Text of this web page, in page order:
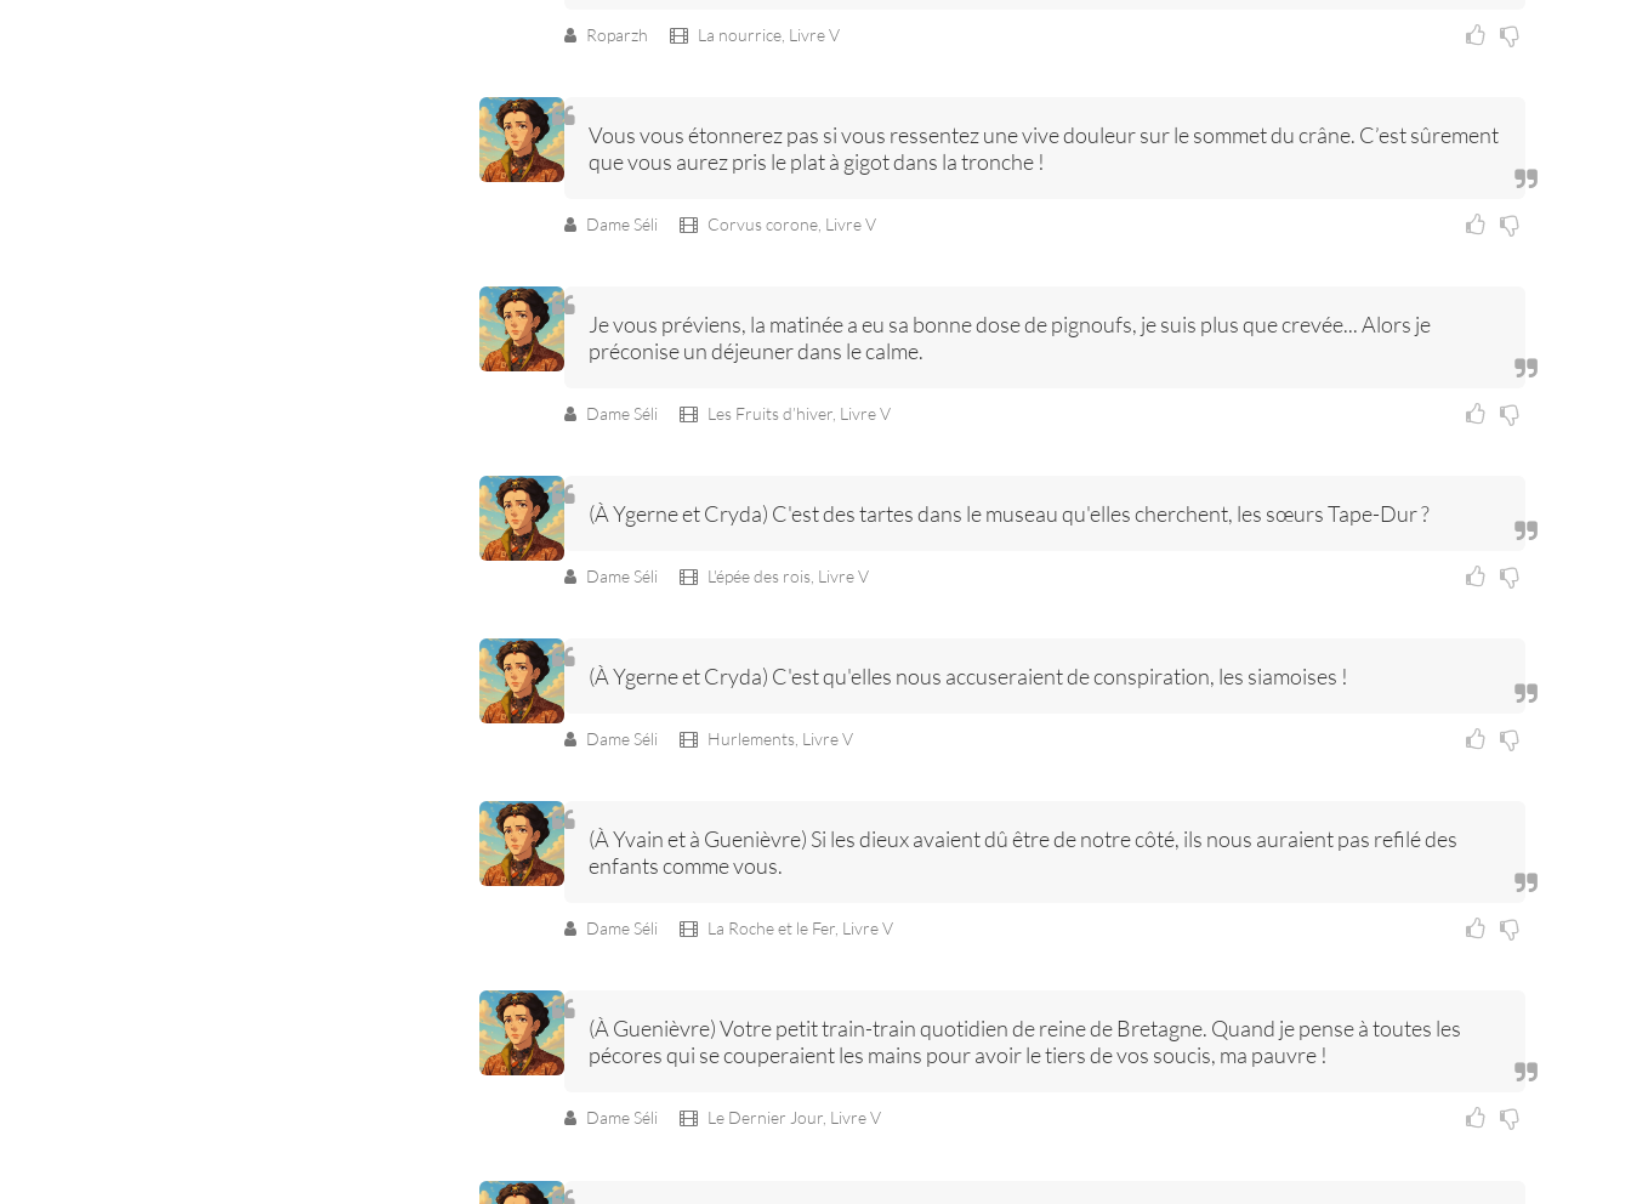
Roparzh La nourrice, Livre V
Vous vous étonnerez pas si vous ressentez une vive douleur sur le sommet du crâne. C’est sûrement
que vous aurez pris le plat à gigot dans la tronche !
Dame Séli Corvus corone, Livre V
Je vous préviens, la matinée a eu sa bonne dose de pignoufs, je suis plus que crevée... Alors je
préconise un déjeuner dans le calme.
Dame Séli Les Fruits d’hiver, Livre V
(À Ygerne et Cryda) C'est des tartes dans le museau qu'elles cherchent, les sœurs Tape-Dur ?
Dame Séli L'épée des rois, Livre V
(À Ygerne et Cryda) C'est qu'elles nous accuseraient de conspiration, les siamoises !
Dame Séli Hurlements, Livre V
(À Yvain et à Guenièvre) Si les dieux avaient dû être de notre côté, ils nous auraient pas refilé des
enfants comme vous.
Dame Séli La Roche et le Fer, Livre V
(À Guenièvre) Votre petit train-train quotidien de reine de Bretagne. Quand je pense à toutes les
pécores qui se couperaient les mains pour avoir le tiers de vos soucis, ma pauvre !
Dame Séli Le Dernier Jour, Livre V